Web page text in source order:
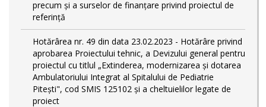
precum și a surselor de finanțare privind proiectul de
referință
Hotărârea nr. 49 din data 23.02.2023 - Hotărâre privind
aprobarea Proiectului tehnic, a Devizului general pentru
proiectul cu titlul „Extinderea, modernizarea și dotarea
Ambulatoriului Integrat al Spitalului de Pediatrie
Pitești", cod SMIS 125102 și a cheltuielilor legate de
proiect